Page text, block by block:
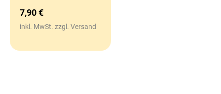
7,90€
inkl. MwSt. zzgl. Versand